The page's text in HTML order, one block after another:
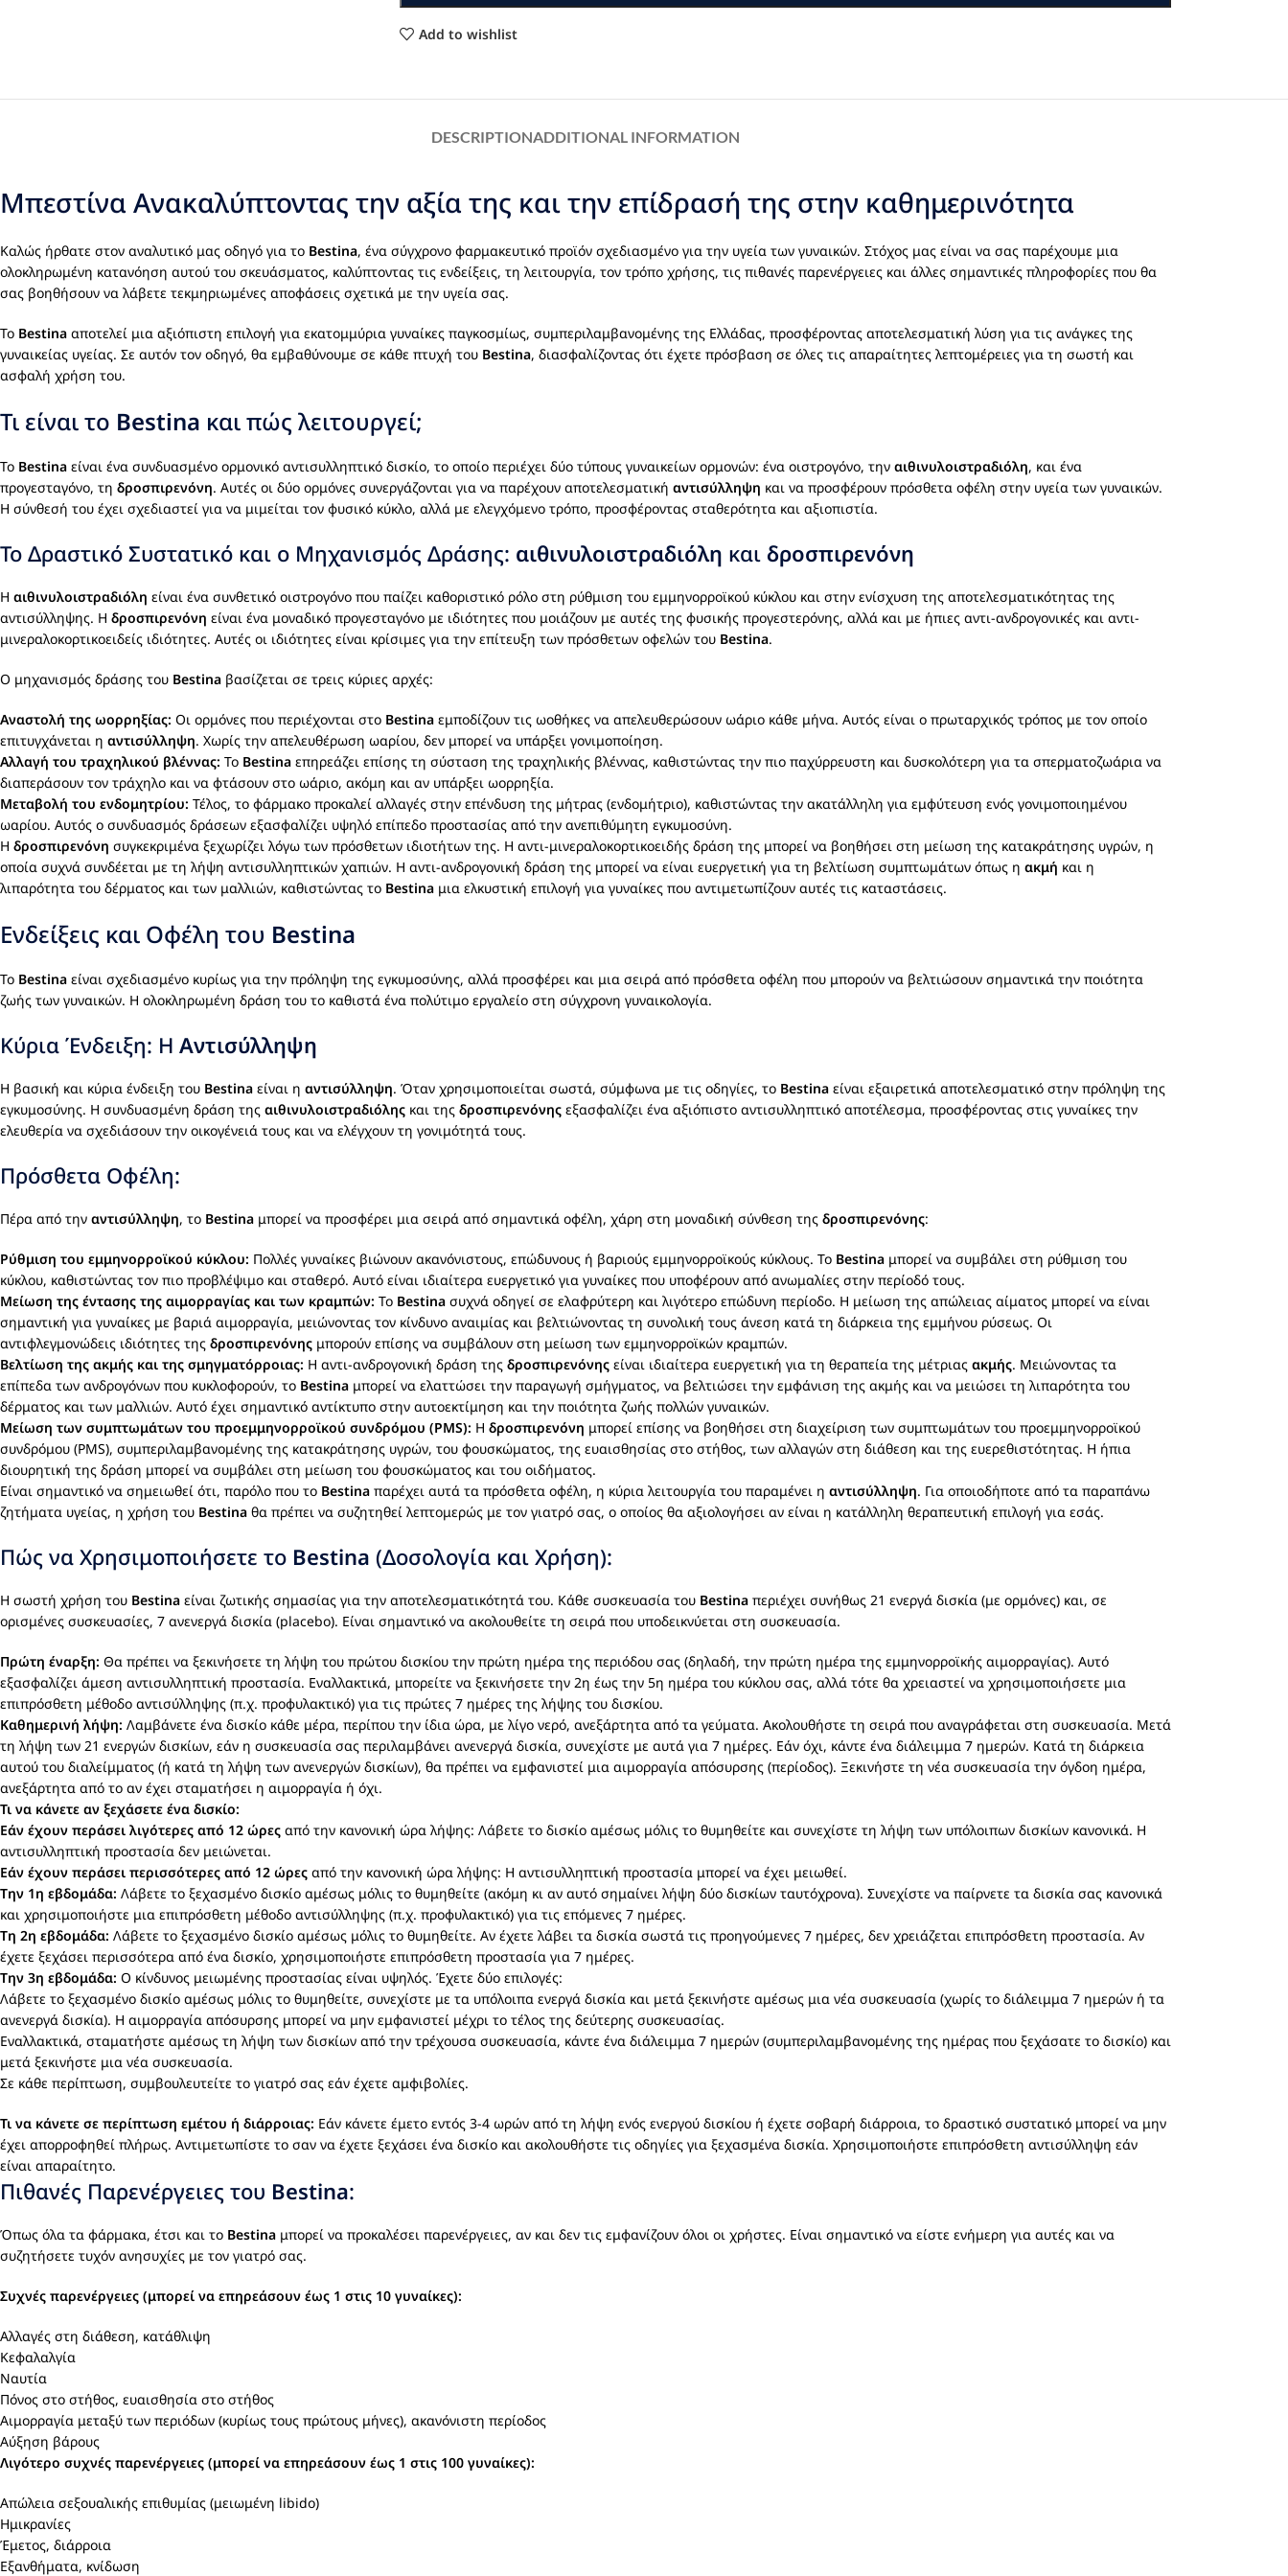
Add to wishlist
DESCRIPTIONADDITIONAL INFORMATION
Μπεστίνα Ανακαλύπτοντας την αξία της και την επίδρασή της στην καθημερινότητα
Καλώς ήρθατε στον αναλυτικό μας οδηγό για το Bestina, ένα σύγχρονο φαρμακευτικό προϊόν σχεδιασμένο για την υγεία των γυναικών. Στόχος μας είναι να σας παρέχουμε μια
ολοκληρωμένη κατανόηση αυτού του σκευάσματος, καλύπτοντας τις ενδείξεις, τη λειτουργία, τον τρόπο χρήσης, τις πιθανές παρενέργειες και άλλες σημαντικές πληροφορίες που θα
σας βοηθήσουν να λάβετε τεκμηριωμένες αποφάσεις σχετικά με την υγεία σας.
Το Bestina αποτελεί μια αξιόπιστη επιλογή για εκατομμύρια γυναίκες παγκοσμίως, συμπεριλαμβανομένης της Ελλάδας, προσφέροντας αποτελεσματική λύση για τις ανάγκες της
γυναικείας υγείας. Σε αυτόν τον οδηγό, θα εμβαθύνουμε σε κάθε πτυχή του Bestina, διασφαλίζοντας ότι έχετε πρόσβαση σε όλες τις απαραίτητες λεπτομέρειες για τη σωστή και
ασφαλή χρήση του.
Τι είναι το Bestina και πώς λειτουργεί;
Το Bestina είναι ένα συνδυασμένο ορμονικό αντισυλληπτικό δισκίο, το οποίο περιέχει δύο τύπους γυναικείων ορμονών: ένα οιστρογόνο, την αιθινυλοιστραδιόλη, και ένα
προγεσταγόνο, τη δροσπιρενόνη. Αυτές οι δύο ορμόνες συνεργάζονται για να παρέχουν αποτελεσματική αντισύλληψη και να προσφέρουν πρόσθετα οφέλη στην υγεία των γυναικών.
Η σύνθεσή του έχει σχεδιαστεί για να μιμείται τον φυσικό κύκλο, αλλά με ελεγχόμενο τρόπο, προσφέροντας σταθερότητα και αξιοπιστία.
Το Δραστικό Συστατικό και ο Μηχανισμός Δράσης: αιθινυλοιστραδιόλη και δροσπιρενόνη
Η αιθινυλοιστραδιόλη είναι ένα συνθετικό οιστρογόνο που παίζει καθοριστικό ρόλο στη ρύθμιση του εμμηνορροϊκού κύκλου και στην ενίσχυση της αποτελεσματικότητας της
αντισύλληψης. Η δροσπιρενόνη είναι ένα μοναδικό προγεσταγόνο με ιδιότητες που μοιάζουν με αυτές της φυσικής προγεστερόνης, αλλά και με ήπιες αντι-ανδρογονικές και αντι-
μινεραλοκορτικοειδείς ιδιότητες. Αυτές οι ιδιότητες είναι κρίσιμες για την επίτευξη των πρόσθετων οφελών του Bestina.
Ο μηχανισμός δράσης του Bestina βασίζεται σε τρεις κύριες αρχές:
Αναστολή της ωορρηξίας: Οι ορμόνες που περιέχονται στο Bestina εμποδίζουν τις ωοθήκες να απελευθερώσουν ωάριο κάθε μήνα. Αυτός είναι ο πρωταρχικός τρόπος με τον οποίο
επιτυγχάνεται η αντισύλληψη. Χωρίς την απελευθέρωση ωαρίου, δεν μπορεί να υπάρξει γονιμοποίηση.
Αλλαγή του τραχηλικού βλέννας: Το Bestina επηρεάζει επίσης τη σύσταση της τραχηλικής βλέννας, καθιστώντας την πιο παχύρρευστη και δυσκολότερη για τα σπερματοζωάρια να
διαπεράσουν τον τράχηλο και να φτάσουν στο ωάριο, ακόμη και αν υπάρξει ωορρηξία.
Μεταβολή του ενδομητρίου: Τέλος, το φάρμακο προκαλεί αλλαγές στην επένδυση της μήτρας (ενδομήτριο), καθιστώντας την ακατάλληλη για εμφύτευση ενός γονιμοποιημένου
ωαρίου. Αυτός ο συνδυασμός δράσεων εξασφαλίζει υψηλό επίπεδο προστασίας από την ανεπιθύμητη εγκυμοσύνη.
Η δροσπιρενόνη συγκεκριμένα ξεχωρίζει λόγω των πρόσθετων ιδιοτήτων της. Η αντι-μινεραλοκορτικοειδής δράση της μπορεί να βοηθήσει στη μείωση της κατακράτησης υγρών, η
οποία συχνά συνδέεται με τη λήψη αντισυλληπτικών χαπιών. Η αντι-ανδρογονική δράση της μπορεί να είναι ευεργετική για τη βελτίωση συμπτωμάτων όπως η ακμή και η
λιπαρότητα του δέρματος και των μαλλιών, καθιστώντας το Bestina μια ελκυστική επιλογή για γυναίκες που αντιμετωπίζουν αυτές τις καταστάσεις.
Ενδείξεις και Οφέλη του Bestina
Το Bestina είναι σχεδιασμένο κυρίως για την πρόληψη της εγκυμοσύνης, αλλά προσφέρει και μια σειρά από πρόσθετα οφέλη που μπορούν να βελτιώσουν σημαντικά την ποιότητα
ζωής των γυναικών. Η ολοκληρωμένη δράση του το καθιστά ένα πολύτιμο εργαλείο στη σύγχρονη γυναικολογία.
Κύρια Ένδειξη: Η Αντισύλληψη
Η βασική και κύρια ένδειξη του Bestina είναι η αντισύλληψη. Όταν χρησιμοποιείται σωστά, σύμφωνα με τις οδηγίες, το Bestina είναι εξαιρετικά αποτελεσματικό στην πρόληψη της
εγκυμοσύνης. Η συνδυασμένη δράση της αιθινυλοιστραδιόλης και της δροσπιρενόνης εξασφαλίζει ένα αξιόπιστο αντισυλληπτικό αποτέλεσμα, προσφέροντας στις γυναίκες την
ελευθερία να σχεδιάσουν την οικογένειά τους και να ελέγχουν τη γονιμότητά τους.
Πρόσθετα Οφέλη:
Πέρα από την αντισύλληψη, το Bestina μπορεί να προσφέρει μια σειρά από σημαντικά οφέλη, χάρη στη μοναδική σύνθεση της δροσπιρενόνης:
Ρύθμιση του εμμηνορροϊκού κύκλου: Πολλές γυναίκες βιώνουν ακανόνιστους, επώδυνους ή βαριούς εμμηνορροϊκούς κύκλους. Το Bestina μπορεί να συμβάλει στη ρύθμιση του
κύκλου, καθιστώντας τον πιο προβλέψιμο και σταθερό. Αυτό είναι ιδιαίτερα ευεργετικό για γυναίκες που υποφέρουν από ανωμαλίες στην περίοδό τους.
Μείωση της έντασης της αιμορραγίας και των κραμπών: Το Bestina συχνά οδηγεί σε ελαφρύτερη και λιγότερο επώδυνη περίοδο. Η μείωση της απώλειας αίματος μπορεί να είναι
σημαντική για γυναίκες με βαριά αιμορραγία, μειώνοντας τον κίνδυνο αναιμίας και βελτιώνοντας τη συνολική τους άνεση κατά τη διάρκεια της εμμήνου ρύσεως. Οι
αντιφλεγμονώδεις ιδιότητες της δροσπιρενόνης μπορούν επίσης να συμβάλουν στη μείωση των εμμηνορροϊκών κραμπών.
Βελτίωση της ακμής και της σμηγματόρροιας: Η αντι-ανδρογονική δράση της δροσπιρενόνης είναι ιδιαίτερα ευεργετική για τη θεραπεία της μέτριας ακμής. Μειώνοντας τα
επίπεδα των ανδρογόνων που κυκλοφορούν, το Bestina μπορεί να ελαττώσει την παραγωγή σμήγματος, να βελτιώσει την εμφάνιση της ακμής και να μειώσει τη λιπαρότητα του
δέρματος και των μαλλιών. Αυτό έχει σημαντικό αντίκτυπο στην αυτοεκτίμηση και την ποιότητα ζωής πολλών γυναικών.
Μείωση των συμπτωμάτων του προεμμηνορροϊκού συνδρόμου (PMS): Η δροσπιρενόνη μπορεί επίσης να βοηθήσει στη διαχείριση των συμπτωμάτων του προεμμηνορροϊκού
συνδρόμου (PMS), συμπεριλαμβανομένης της κατακράτησης υγρών, του φουσκώματος, της ευαισθησίας στο στήθος, των αλλαγών στη διάθεση και της ευερεθιστότητας. Η ήπια
διουρητική της δράση μπορεί να συμβάλει στη μείωση του φουσκώματος και του οιδήματος.
Είναι σημαντικό να σημειωθεί ότι, παρόλο που το Bestina παρέχει αυτά τα πρόσθετα οφέλη, η κύρια λειτουργία του παραμένει η αντισύλληψη. Για οποιοδήποτε από τα παραπάνω
ζητήματα υγείας, η χρήση του Bestina θα πρέπει να συζητηθεί λεπτομερώς με τον γιατρό σας, ο οποίος θα αξιολογήσει αν είναι η κατάλληλη θεραπευτική επιλογή για εσάς.
Πώς να Χρησιμοποιήσετε το Bestina (Δοσολογία και Χρήση):
Η σωστή χρήση του Bestina είναι ζωτικής σημασίας για την αποτελεσματικότητά του. Κάθε συσκευασία του Bestina περιέχει συνήθως 21 ενεργά δισκία (με ορμόνες) και, σε
ορισμένες συσκευασίες, 7 ανενεργά δισκία (placebo). Είναι σημαντικό να ακολουθείτε τη σειρά που υποδεικνύεται στη συσκευασία.
Πρώτη έναρξη: Θα πρέπει να ξεκινήσετε τη λήψη του πρώτου δισκίου την πρώτη ημέρα της περιόδου σας (δηλαδή, την πρώτη ημέρα της εμμηνορροϊκής αιμορραγίας). Αυτό
εξασφαλίζει άμεση αντισυλληπτική προστασία. Εναλλακτικά, μπορείτε να ξεκινήσετε την 2η έως την 5η ημέρα του κύκλου σας, αλλά τότε θα χρειαστεί να χρησιμοποιήσετε μια
επιπρόσθετη μέθοδο αντισύλληψης (π.χ. προφυλακτικό) για τις πρώτες 7 ημέρες της λήψης του δισκίου.
Καθημερινή λήψη: Λαμβάνετε ένα δισκίο κάθε μέρα, περίπου την ίδια ώρα, με λίγο νερό, ανεξάρτητα από τα γεύματα. Ακολουθήστε τη σειρά που αναγράφεται στη συσκευασία. Μετά
τη λήψη των 21 ενεργών δισκίων, εάν η συσκευασία σας περιλαμβάνει ανενεργά δισκία, συνεχίστε με αυτά για 7 ημέρες. Εάν όχι, κάντε ένα διάλειμμα 7 ημερών. Κατά τη διάρκεια
αυτού του διαλείμματος (ή κατά τη λήψη των ανενεργών δισκίων), θα πρέπει να εμφανιστεί μια αιμορραγία απόσυρσης (περίοδος). Ξεκινήστε τη νέα συσκευασία την όγδοη ημέρα,
ανεξάρτητα από το αν έχει σταματήσει η αιμορραγία ή όχι.
Τι να κάνετε αν ξεχάσετε ένα δισκίο:
Εάν έχουν περάσει λιγότερες από 12 ώρες από την κανονική ώρα λήψης: Λάβετε το δισκίο αμέσως μόλις το θυμηθείτε και συνεχίστε τη λήψη των υπόλοιπων δισκίων κανονικά. Η
αντισυλληπτική προστασία δεν μειώνεται.
Εάν έχουν περάσει περισσότερες από 12 ώρες από την κανονική ώρα λήψης: Η αντισυλληπτική προστασία μπορεί να έχει μειωθεί.
Την 1η εβδομάδα: Λάβετε το ξεχασμένο δισκίο αμέσως μόλις το θυμηθείτε (ακόμη κι αν αυτό σημαίνει λήψη δύο δισκίων ταυτόχρονα). Συνεχίστε να παίρνετε τα δισκία σας κανονικά
και χρησιμοποιήστε μια επιπρόσθετη μέθοδο αντισύλληψης (π.χ. προφυλακτικό) για τις επόμενες 7 ημέρες.
Τη 2η εβδομάδα: Λάβετε το ξεχασμένο δισκίο αμέσως μόλις το θυμηθείτε. Αν έχετε λάβει τα δισκία σωστά τις προηγούμενες 7 ημέρες, δεν χρειάζεται επιπρόσθετη προστασία. Αν
έχετε ξεχάσει περισσότερα από ένα δισκίο, χρησιμοποιήστε επιπρόσθετη προστασία για 7 ημέρες.
Την 3η εβδομάδα: Ο κίνδυνος μειωμένης προστασίας είναι υψηλός. Έχετε δύο επιλογές:
Λάβετε το ξεχασμένο δισκίο αμέσως μόλις το θυμηθείτε, συνεχίστε με τα υπόλοιπα ενεργά δισκία και μετά ξεκινήστε αμέσως μια νέα συσκευασία (χωρίς το διάλειμμα 7 ημερών ή τα
ανενεργά δισκία). Η αιμορραγία απόσυρσης μπορεί να μην εμφανιστεί μέχρι το τέλος της δεύτερης συσκευασίας.
Εναλλακτικά, σταματήστε αμέσως τη λήψη των δισκίων από την τρέχουσα συσκευασία, κάντε ένα διάλειμμα 7 ημερών (συμπεριλαμβανομένης της ημέρας που ξεχάσατε το δισκίο) και
μετά ξεκινήστε μια νέα συσκευασία.
Σε κάθε περίπτωση, συμβουλευτείτε το γιατρό σας εάν έχετε αμφιβολίες.
Τι να κάνετε σε περίπτωση εμέτου ή διάρροιας: Εάν κάνετε έμετο εντός 3-4 ωρών από τη λήψη ενός ενεργού δισκίου ή έχετε σοβαρή διάρροια, το δραστικό συστατικό μπορεί να μην
έχει απορροφηθεί πλήρως. Αντιμετωπίστε το σαν να έχετε ξεχάσει ένα δισκίο και ακολουθήστε τις οδηγίες για ξεχασμένα δισκία. Χρησιμοποιήστε επιπρόσθετη αντισύλληψη εάν
είναι απαραίτητο.
Πιθανές Παρενέργειες του Bestina:
Όπως όλα τα φάρμακα, έτσι και το Bestina μπορεί να προκαλέσει παρενέργειες, αν και δεν τις εμφανίζουν όλοι οι χρήστες. Είναι σημαντικό να είστε ενήμερη για αυτές και να
συζητήσετε τυχόν ανησυχίες με τον γιατρό σας.
Συχνές παρενέργειες (μπορεί να επηρεάσουν έως 1 στις 10 γυναίκες):
Αλλαγές στη διάθεση, κατάθλιψη
Κεφαλαλγία
Ναυτία
Πόνος στο στήθος, ευαισθησία στο στήθος
Αιμορραγία μεταξύ των περιόδων (κυρίως τους πρώτους μήνες), ακανόνιστη περίοδος
Αύξηση βάρους
Λιγότερο συχνές παρενέργειες (μπορεί να επηρεάσουν έως 1 στις 100 γυναίκες):
Απώλεια σεξουαλικής επιθυμίας (μειωμένη libido)
Ημικρανίες
Έμετος, διάρροια
Εξανθήματα, κνίδωση